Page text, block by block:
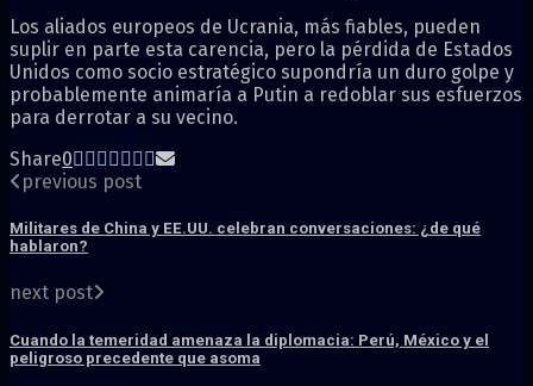
Los aliados europeos de Ucrania, más fiables, pueden
suplir en parte esta carencia, pero la pérdida de Estados
Unidos como socio estratégico supondría un duro golpe y
probablemente animaría a Putin a redoblar sus esfuerzos
para derrotar a su vecino.
Share0
previous post
Militares de China y EE.UU. celebran conversaciones: ¿de qué
hablaron?
next post
Cuando la temeridad amenaza la diplomacia: Perú, México y el
peligroso precedente que asoma